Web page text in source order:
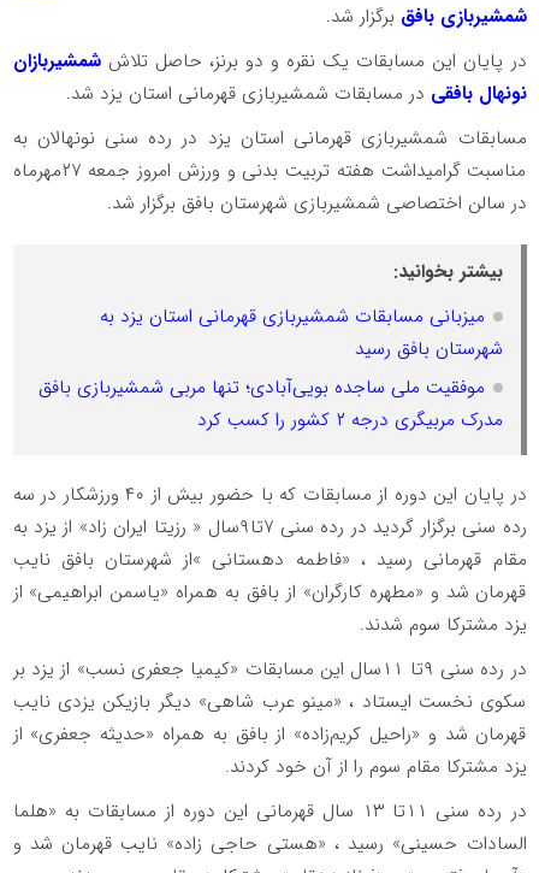
شمشیربازی بافق برگزار شد.
در پایان این مسابقات یک‌ نقره و دو برنز، حاصل تلاش شمشیربازان
نونهال بافقی در مسابقات شمشیربازی قهرمانی استان یزد شد.
مسابقات شمشیربازی قهرمانی استان یزد در رده سنی نونهالان به
مناسبت گرامیداشت هفته تربیت بدنی و‌ ورزش امروز جمعه ۲۷مهرماه
در سالن اختصاصی شمشیربازی شهرستان بافق برگزار شد.
بیشتر بخوانید:
میزبانی مسابقات شمشیربازی قهرمانی استان یزد به
شهرستان بافق رسید
موفقیت ملی ساجده بویی‌آبادی؛ تنها مربی شمشیربازی بافق
مدرک مربیگری درجه ۲ کشور را کسب کرد
در پایان این دوره از مسابقات که با حضور بیش از ۴۰ ورزشکار در سه
رده سنی برگزار گردید در رده سنی ۷تا۹سال « رزیتا ایران زاد» از یزد به
مقام قهرمانی رسید ، «فاطمه دهستانی »از شهرستان بافق نایب
قهرمان شد و «مطهره کارگران» از بافق به همراه «یاسمن ابراهیمی» از
یزد مشترکا سوم شدند.
در رده سنی ۹تا ۱۱سال این مسابقات «کیمیا جعفری نسب» از یزد بر
سکوی نخست ایستاد ، «مینو عرب شاهی» دیگر بازیکن یزدی نایب
قهرمان شد و «راحیل کریم‌زاده» از بافق به همراه «حدیثه جعفری» از
یزد مشترکا مقام سوم را از آن خود کردند.
در رده سنی ۱۱تا ۱۳ سال قهرمانی این دوره از مسابقات به «هلما
السادات حسینی» رسید ، «هستی حاجی زاده» نایب قهرمان شد و